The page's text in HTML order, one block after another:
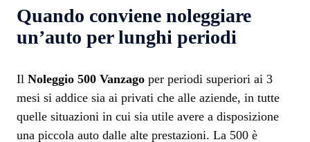
Quando conviene noleggiare
un’auto per lunghi periodi
Il Noleggio 500 Vanzago per periodi superiori ai 3
mesi si addice sia ai privati che alle aziende, in tutte
quelle situazioni in cui sia utile avere a disposizione
una piccola auto dalle alte prestazioni. La 500 è